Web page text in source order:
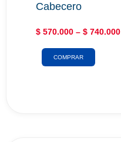
Cabecero
$ 570.000 – $ 740.000
COMPRAR